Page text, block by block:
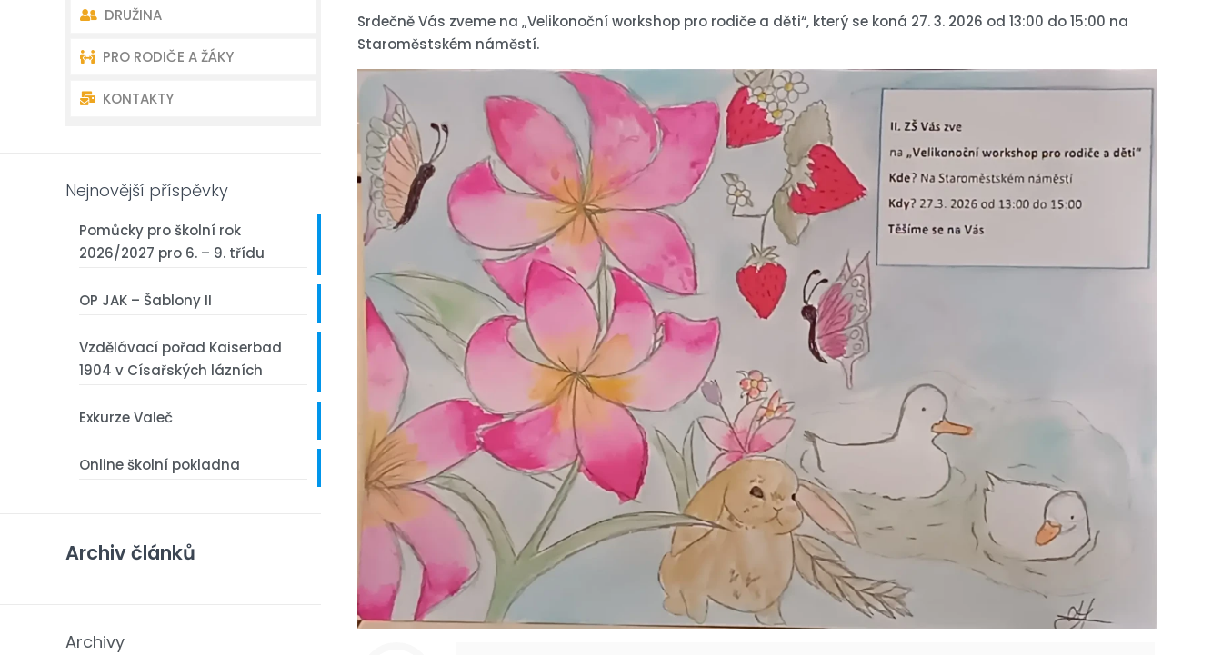
Srdečně Vás zveme na „Velikonoční workshop pro rodiče a děti“, který se koná 27. 3. 2026 od 13:00 do 15:00 na
Staroměstském náměstí.
Akce školy
Akce školní družiny
Úvodní charakteristika školy
Dokumenty
Školní poradenství
Žákovský parlament
Akce školy
Fotogalerie
Projekty
Z historie naší školy
DRUŽINA
Oddělení školní družiny –
PRO RODIČE A ŽÁKY
Organizace školního roku
První třída
KONTAKTY
Kontakty učitelé
Nejnovější příspěvky
Pomůcky pro školní rok
2026/2027 pro 6. – 9. třídu
OP JAK – Šablony II
Vzdělávací pořad Kaiserbad
1904 v Císařských lázních
Exkurze Valeč
Online školní pokladna
Archiv článků
Archivy